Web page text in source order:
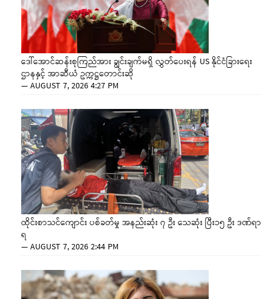
ဒေါ်အောင်ဆန်းစုကြည်အား ချွင်းချက်မရှိ လွှတ်ပေးရန် US နိုင်ငံခြားရေး
ဌာနနှင့် အာဆီယံ ဥက္ကဋ္ဌတောင်းဆို
—AUGUST 7, 2026 4:27 PM
ထိုင်းစာသင်ကျောင်း ပစ်ခတ်မှု အနည်းဆုံး ၇ ဦး သေဆုံး ပြီး၁၅ ဦး ဒဏ်ရာ
ရ
—AUGUST 7, 2026 2:44 PM